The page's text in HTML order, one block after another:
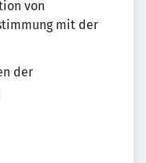
von
mit der
der